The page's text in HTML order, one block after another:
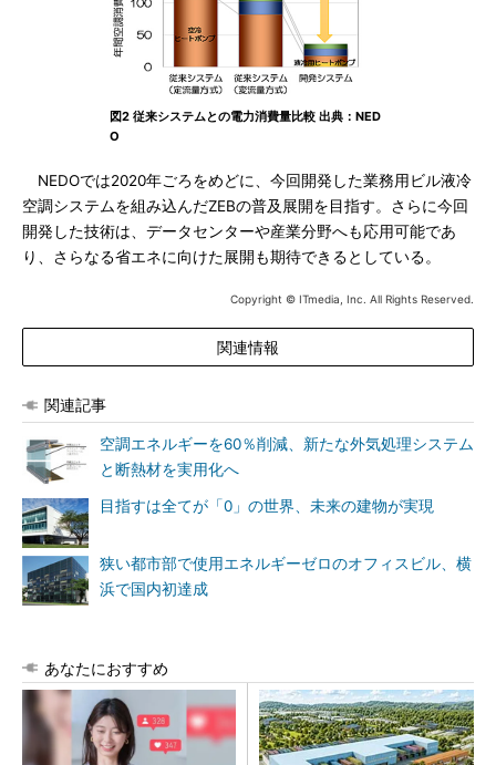
図2 従来システムとの電力消費量比較 出典：NED
O
NEDOでは2020年ごろをめどに、今回開発した業務用ビル液冷
空調システムを組み込んだZEBの普及展開を目指す。さらに今回
開発した技術は、データセンターや産業分野へも応用可能であ
り、さらなる省エネに向けた展開も期待できるとしている。
Copyright © ITmedia, Inc. All Rights Reserved.
関連情報
関連記事
空調エネルギーを60％削減、新たな外気処理システム
と断熱材を実用化へ
目指すは全てが「0」の世界、未来の建物が実現
狭い都市部で使用エネルギーゼロのオフィスビル、横
浜で国内初達成
あなたにおすすめ